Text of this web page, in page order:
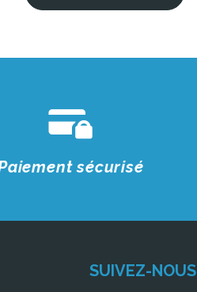
sécurisé
SUIVEZ-NOUS